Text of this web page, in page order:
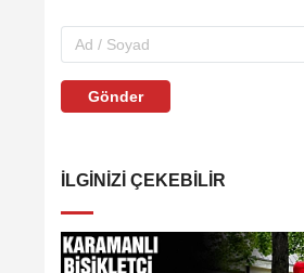
Gönder
İLGINIZI ÇEKEBILIR